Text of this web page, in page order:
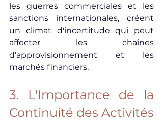
les guerres commerciales et les
sanctions internationales, créent
un climat d'incertitude qui peut
affecter les chaînes
d'approvisionnement et les
marchés financiers.
3. L'Importance de la
Continuité des Activités